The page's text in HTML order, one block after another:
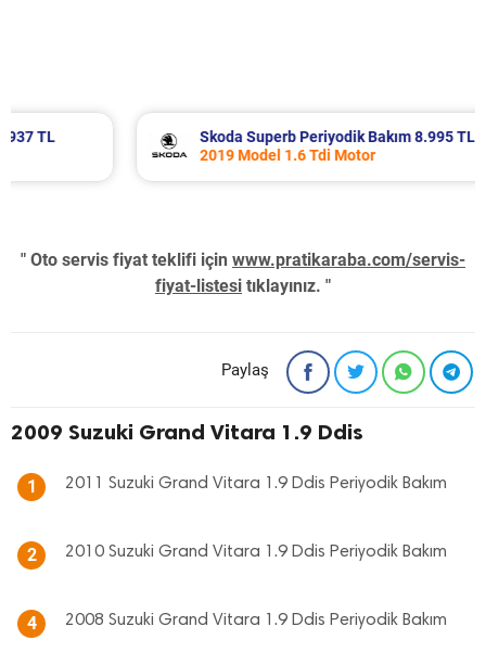
Skoda Superb Periyodik Bakım 8.995 TL
2019 Model 1.6 Tdi Motor
" Oto servis fiyat teklifi için www.pratikaraba.com/servis-
fiyat-listesi tıklayınız. "
Paylaş
2009 Suzuki Grand Vitara 1.9 Ddis
1 2011 Suzuki Grand Vitara 1.9 Ddis Periyodik Bakım
2 2010 Suzuki Grand Vitara 1.9 Ddis Periyodik Bakım
4 2008 Suzuki Grand Vitara 1.9 Ddis Periyodik Bakım